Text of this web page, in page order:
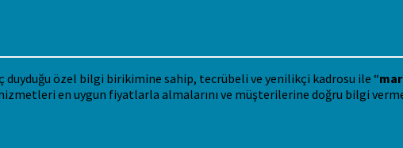
duyduğu özel bilgi birikimine sahip, tecrübeli ve yenilikçi kadrosu ile “
en uygun fiyatlarla almalarını ve müşterilerine doğru bilgi